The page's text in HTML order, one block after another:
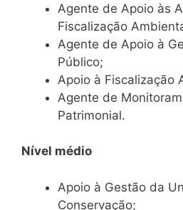
Agente de Apoio às
Fiscalização
Agente de Apoio à
Público;
Apoio à Fiscalização
Agente de
Patrimonial.
Nível médio
Apoio à Gestão da
Conservação;